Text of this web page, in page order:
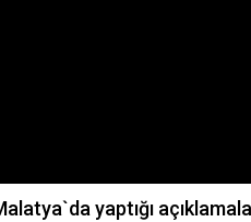
yaptığı